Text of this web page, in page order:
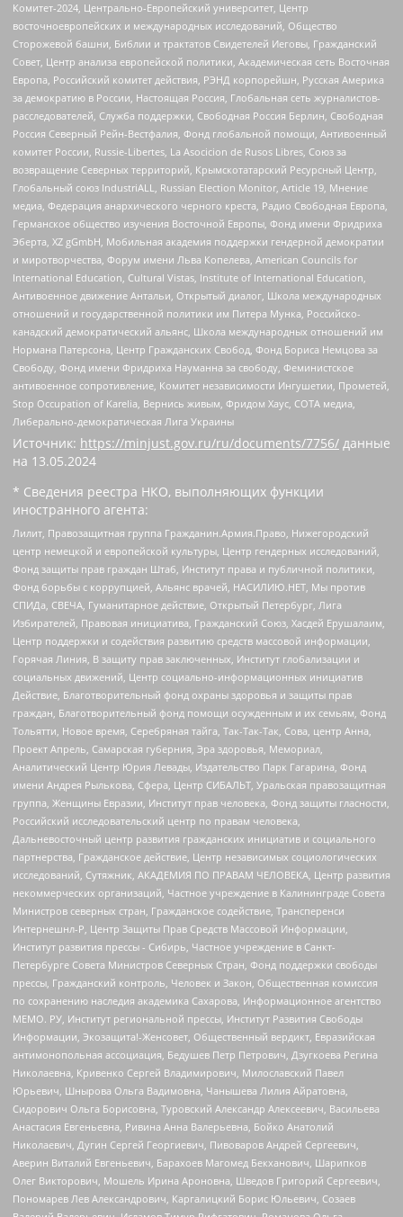
Комитет-2024, Центрально-Европейский университет, Центр
восточноевропейских и международных исследований, Общество
Сторожевой башни, Библии и трактатов Свидетелей Иеговы, Гражданский
Совет, Центр анализа европейской политики, Академическая сеть Восточная
Европа, Российский комитет действия, РЭНД корпорейшн, Русская Америка
за демократию в России, Настоящая Россия, Глобальная сеть журналистов-
расследователей, Служба поддержки, Свободная Россия Берлин, Свободная
Россия Северный Рейн-Вестфалия, Фонд глобальной помощи, Антивоенный
комитет России, Russie-Libertes, La Asocicion de Rusos Libres, Союз за
возвращение Северных территорий, Крымскотатарский Ресурсный Центр,
Глобальный союз IndustriALL, Russian Election Monitor, Article 19, Мнение
медиа, Федерация анархического черного креста, Радио Свободная Европа,
Германское общество изучения Восточной Европы, Фонд имени Фридриха
Эберта, XZ gGmbH, Мобильная академия поддержки гендерной демократии
и миротворчества, Форум имени Льва Копелева, American Councils for
International Education, Cultural Vistas, Institute of International Education,
Антивоенное движение Антальи, Открытый диалог, Школа международных
отношений и государственной политики им Питера Мунка, Российско-
канадский демократический альянс, Школа международных отношений им
Нормана Патерсона, Центр Гражданских Свобод, Фонд Бориса Немцова за
Свободу, Фонд имени Фридриха Науманна за свободу, Феминистское
антивоенное сопротивление, Комитет независимости Ингушетии, Прометей,
Stop Occupation of Karelia, Вернись живым, Фридом Хаус, СОТА медиа,
Либерально-демократическая Лига Украины
Источник: https://minjust.gov.ru/ru/documents/7756/ данные
на 13.05.2024
* Сведения реестра НКО, выполняющих функции
иностранного агента:
Лилит, Правозащитная группа Гражданин.Армия.Право, Нижегородский
центр немецкой и европейской культуры, Центр гендерных исследований,
Фонд защиты прав граждан Штаб, Институт права и публичной политики,
Фонд борьбы с коррупцией, Альянс врачей, НАСИЛИЮ.НЕТ, Мы против
СПИДа, СВЕЧА, Гуманитарное действие, Открытый Петербург, Лига
Избирателей, Правовая инициатива, Гражданский Союз, Хасдей Ерушалаим,
Центр поддержки и содействия развитию средств массовой информации,
Горячая Линия, В защиту прав заключенных, Институт глобализации и
социальных движений, Центр социально-информационных инициатив
Действие, Благотворительный фонд охраны здоровья и защиты прав
граждан, Благотворительный фонд помощи осужденным и их семьям, Фонд
Тольятти, Новое время, Серебряная тайга, Так-Так-Так, Сова, центр Анна,
Проект Апрель, Самарская губерния, Эра здоровья, Мемориал,
Аналитический Центр Юрия Левады, Издательство Парк Гагарина, Фонд
имени Андрея Рылькова, Сфера, Центр СИБАЛЬТ, Уральская правозащитная
группа, Женщины Евразии, Институт прав человека, Фонд защиты гласности,
Российский исследовательский центр по правам человека,
Дальневосточный центр развития гражданских инициатив и социального
партнерства, Гражданское действие, Центр независимых социологических
исследований, Сутяжник, АКАДЕМИЯ ПО ПРАВАМ ЧЕЛОВЕКА, Центр развития
некоммерческих организаций, Частное учреждение в Калининграде Совета
Министров северных стран, Гражданское содействие, Трансперенси
Интернешнл-Р, Центр Защиты Прав Средств Массовой Информации,
Институт развития прессы - Сибирь, Частное учреждение в Санкт-
Петербурге Совета Министров Северных Стран, Фонд поддержки свободы
прессы, Гражданский контроль, Человек и Закон, Общественная комиссия
по сохранению наследия академика Сахарова, Информационное агентство
МЕМО. РУ, Институт региональной прессы, Институт Развития Свободы
Информации, Экозащита!-Женсовет, Общественный вердикт, Евразийская
антимонопольная ассоциация, Бедушев Петр Петрович, Дзугкоева Регина
Николаевна, Кривенко Сергей Владимирович, Милославский Павел
Юрьевич, Шнырова Ольга Вадимовна, Чанышева Лилия Айратовна,
Сидорович Ольга Борисовна, Туровский Александр Алексеевич, Васильева
Анастасия Евгеньевна, Ривина Анна Валерьевна, Бойко Анатолий
Николаевич, Дугин Сергей Георгиевич, Пивоваров Андрей Сергеевич,
Аверин Виталий Евгеньевич, Барахоев Магомед Бекханович, Шарипков
Олег Викторович, Мошель Ирина Ароновна, Шведов Григорий Сергеевич,
Пономарев Лев Александрович, Каргалицкий Борис Юльевич, Созаев